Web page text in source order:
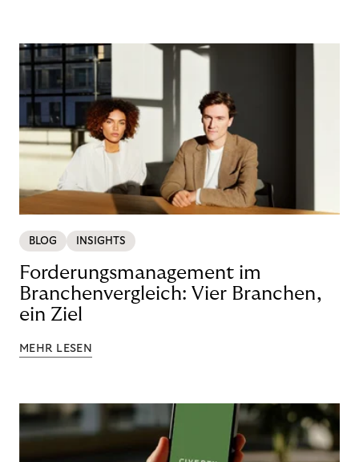
BLOG INSIGHTS
Forderungsmanagement im
Branchenvergleich: Vier Branchen,
ein Ziel
MEHR LESEN